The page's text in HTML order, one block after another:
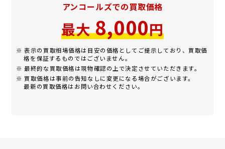
アンコールズでの買取価格
最大8,000円
※ 表示の買取相場価格は目安の価格としてご提示しており、買取価
格を保証するものではございません。
※ 最終的な買取価格は現物確認の上で決定させていただきます。
※ 買取価格は事前の告知なしに変更になる場合がございます。
最新の買取価格はお問い合わせください。